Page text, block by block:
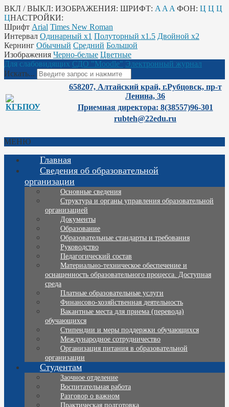
ВКЛ / ВЫКЛ: ИЗОБРАЖЕНИЯ: ШРИФТ: A A A ФОН: Ц Ц Ц
ЦНАСТРОЙКИ:
Шрифт Arial Times New Roman
Интервал Одинарный х1 Полуторный х1.5 Двойной х2
Кернинг Обычный Средний Большой
Изображения Черно-белые Цветные
Для слабовидящих СДО "Moodle" Электронный журнал
Искать...
658207, Алтайский край, г.Рубцовск, пр-т
Ленина, 36
Приемная директора: 8(38557)96-301
rubteh@22edu.ru
МЕНЮ
Главная
Сведения об образовательной
организации
Основные сведения
Структура и органы управления образовательной
организацией
Документы
Образование
Образовательные стандарты и требования
Руководство
Педагогический состав
Материально-техническое обеспечение и
оснащенность образовательного процесса. Доступная
среда
Платные образовательные услуги
Финансово-хозяйственная деятельность
Вакантные места для приема (перевода)
обучающихся
Стипендии и меры поддержки обучающихся
Международное сотрудничество
Организация питания в образовательной
организации
Студентам
Заочное отделение
Воспитательная работа
Разговор о важном
Практическая подготовка